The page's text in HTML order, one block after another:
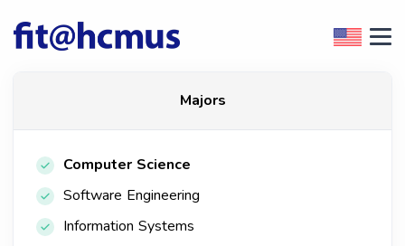
Majors
Computer Science
Software Engineering
Information Systems